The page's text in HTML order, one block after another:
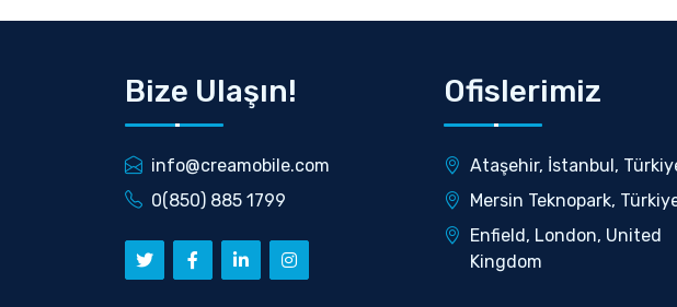
Bize Ulaşın!
info@creamobile.com
0(850) 885 1799
Ofislerimiz
Ataşehir, İstanbul,
Mersin Teknopark,
Enfield, London, United
Kingdom